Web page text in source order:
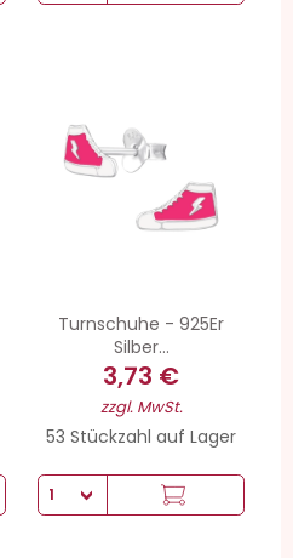
Turnschuhe - 925Er
Silber...
3,73 €
zzgl. MwSt.
53 Stückzahl auf Lager